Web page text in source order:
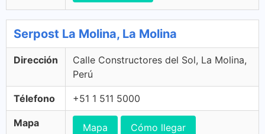
Serpost La Molina, La Molina
Dirección
Calle Constructores del Sol, La Molina,
Perú
Télefono +51 1 511 5000
Mapa Mapa Cómo llegar